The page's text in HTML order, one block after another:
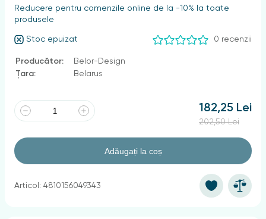
Reducere pentru comenzile online de la -10% la toate
produsele
Stoc epuizat 0 recenzii
Producător:
Belor-Design
Țara:
Belarus
182,25 Lei
202,50 Lei
Adăugați la coș
Articol: 4810156049343